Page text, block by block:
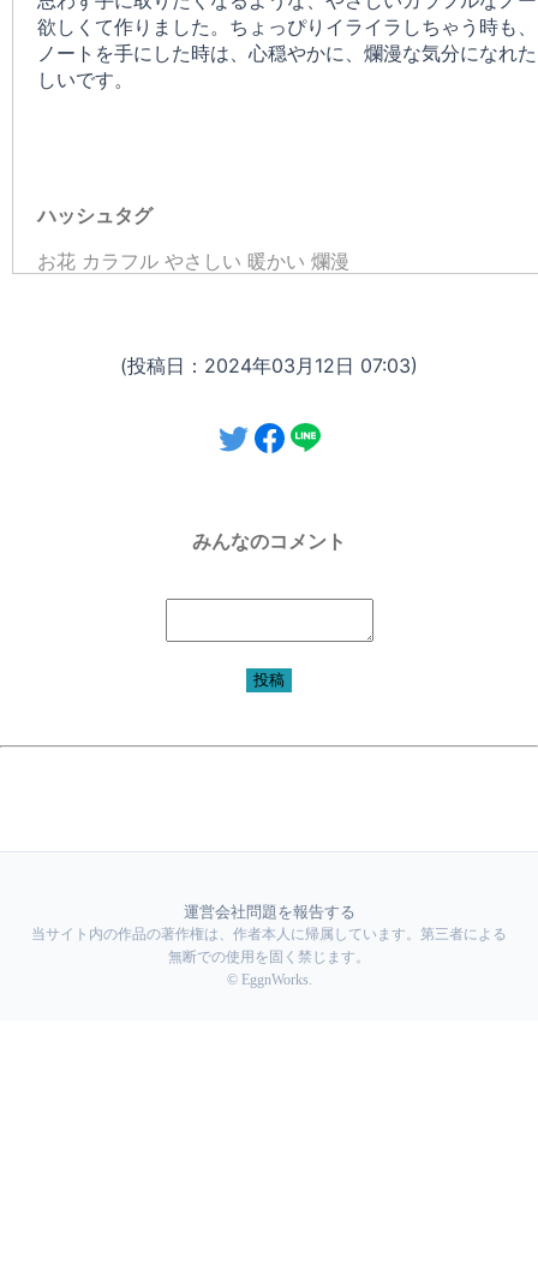
欲しくて作りました。ちょっぴりイライラしちゃう時も
ノートを手にした時は、心穏やかに、爛漫な気分になれ
しいです。
ハッシュタグ
お花 カラフル やさしい 暖かい 爛漫
(投稿日：2024年03月12日 07:03)
みんなのコメント
投稿
運営会社問題を報告する
当サイト内の作品の著作権は、作者本人に帰属しています。第三者による
無断での使用を固く禁じます。
© EggnWorks.